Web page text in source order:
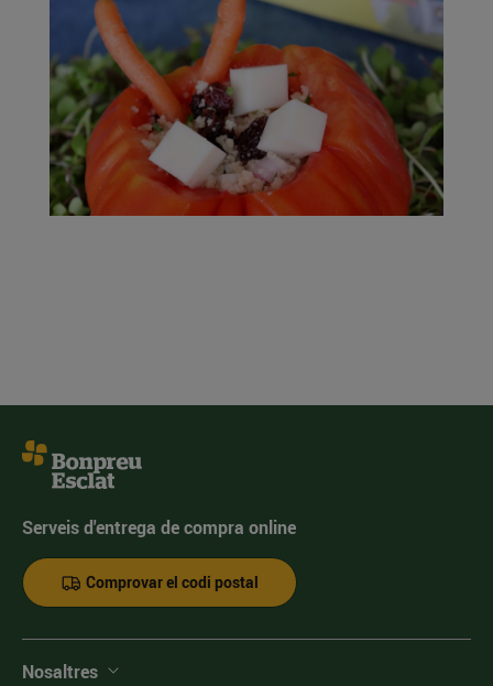
Serveis d'entrega de compra online
Comprovar el codi postal
Nosaltres